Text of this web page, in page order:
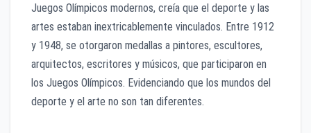
Juegos Olímpicos modernos, creía que el deporte y las
artes estaban inextricablemente vinculados. Entre 1912
y 1948, se otorgaron medallas a pintores, escultores,
arquitectos, escritores y músicos, que participaron en
los Juegos Olímpicos. Evidenciando que los mundos del
deporte y el arte no son tan diferentes.